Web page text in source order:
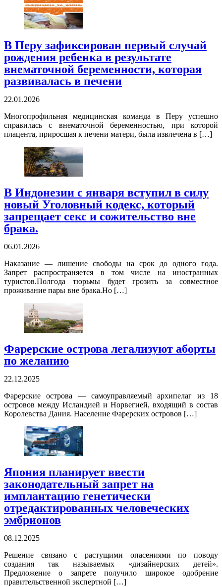
В Перу зафиксирован первый случай
рождения ребенка в результате
внематочной беременности, которая
развивалась в печени
22.01.2026
Многопрофильная медицинская команда в Перу успешно
справилась с внематочной беременностью, при которой
плацента, приросшая к печени матери, была извлечена в […]
В Индонезии с января вступил в силу
новый Уголовный кодекс, который
запрещает секс и сожительство вне
брака.
06.01.2026
Наказание — лишение свободы на срок до одного года.
Запрет распространяется в том числе на иностранных
туристов.Полгода тюрьмы будет грозить за совместное
проживание пары вне брака.Но […]
Фарерские острова легализуют аборты
по желанию
22.12.2025
Фарерские острова — самоуправляемый архипелаг из 18
островов между Исландией и Норвегией, входящий в состав
Королевства Дания. Население Фарерских островов […]
Япония планирует ввести
законодательный запрет на
имплантацию генетически
отредактированных человеческих
эмбрионов
08.12.2025
Решение связано с растущими опасениями по поводу
создания так называемых «дизайнерских детей».
Предложение о запрете получило широкое одобрение
правительственной экспертной […]